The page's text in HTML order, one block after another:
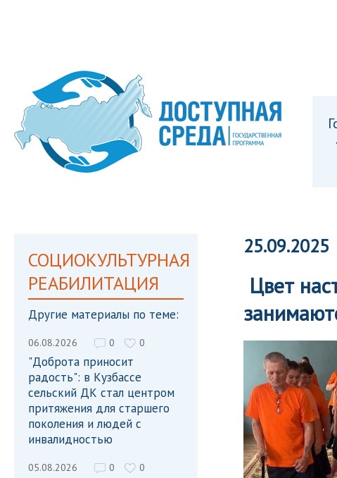
СОЦИОКУЛЬТУРНАЯ
РЕАБИЛИТАЦИЯ
Другие материалы по теме:
06.08.2026 0 0
"Доброта приносит
радость": в Кузбассе
сельский ДК стал центром
притяжения для старшего
поколения и людей с
инвалидностью
05.08.2026 0 0
25.09.2025
Цвет